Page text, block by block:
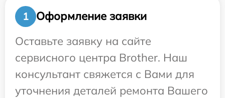
1
Оформление заявки
Оставьте заявку на сайте
сервисного центра Brother. Наш
консультант свяжется с Вами для
уточнения деталей ремонта Вашего